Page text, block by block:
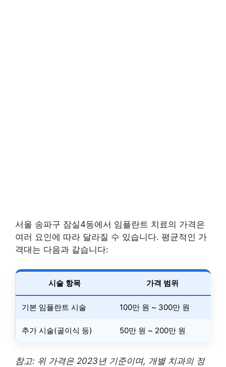
서울 송파구 잠실4동에서 임플란트 치료의 가격은
여러 요인에 따라 달라질 수 있습니다. 평균적인 가
격대는 다음과 같습니다:
시술 항목 가격 범위
기본 임플란트 시술 100만 원 ~ 300만 원
추가 시술(골이식 등) 50만 원 ~ 200만 원
참고: 위 가격은 2023년 기준이며, 개별 치과의 정